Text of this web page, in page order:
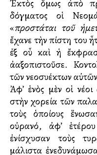
Ἐκτὸς ὅμως ἀπὸ
δόγματος οἱ
«προστάται τοῦ
ἔχανε τὴν πίστη του
ἐξ οὗ καὶ ἡ
ἀλλαξοπιστοῦσε.
τῶν νεοσυλλέκτων
Ἀφ’ ἑνὸς μὲν οἱ
στὴν χορεία τῶν
τοὺς ὁποίους
οὐρανό, ἀφ’
ἐνίσχυσαν τοὺς
μάλιστα